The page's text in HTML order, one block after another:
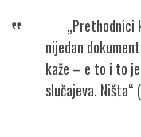
nijedan
kaže – e to i to
slučajeva. Ništa“